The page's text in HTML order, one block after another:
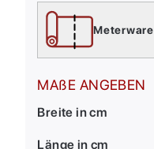
Meterware
MAßE ANGEBEN
Breite in cm
Länge in cm